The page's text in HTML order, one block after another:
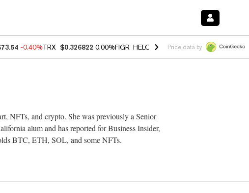
-0.40%TRX $0.326822 0.00%FIGR_HELOC $1.035 1.50% HYPE $56.59
Price data by
NFTs, and crypto. She was previously a Senior
alum and has reported for Business Insider,
BTC, ETH, SOL, and some NFTs.